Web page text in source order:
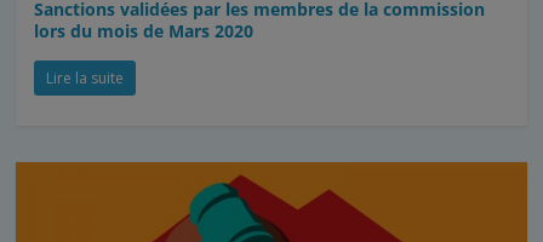
Sanctions validées par les membres de la commission
lors du mois de Mars 2020
Lire la suite